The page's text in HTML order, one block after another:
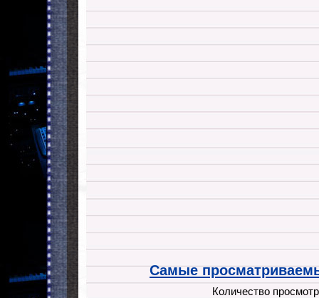
Самые
Количество